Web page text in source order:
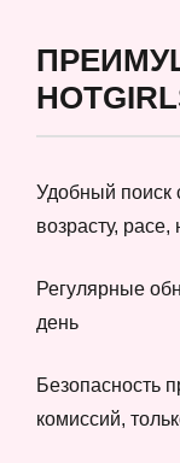
Удобный
возрасту,
Регулярные
день
Безопасность
комиссий,